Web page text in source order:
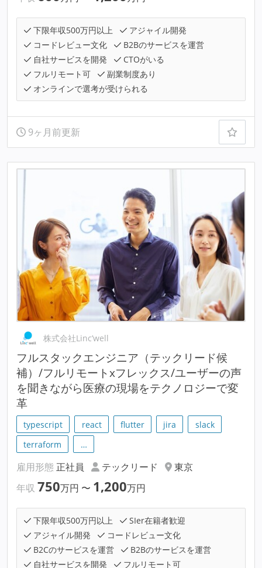
下限年収500万円以上
アジャイル開発
コードレビュー文化
B2Bのサービスを運営
自社サービスを開発
CTOがいる
フルリモート可
副業制度あり
オンラインで選考が受けられる
9ヶ月前更新
株式会社Linc’well
フルスタックエンジニア（テックリード候
補）/フルリモートxフレックス/ユーザーの声
を聞きながら医療の現場をテクノロジーで変
革
typescript react flutter jira
slack
terraform
…
雇用形態 正社員 テックリード
東京
年収 750万円 〜 1,200万円
下限年収500万円以上
SIer在籍者歓迎
アジャイル開発
コードレビュー文化
B2Cのサービスを運営
B2Bのサービスを運営
自社サービスを開発
フルリモート可